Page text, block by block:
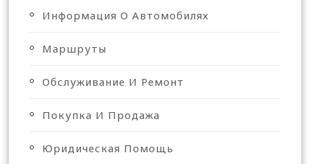
Информация О Автомобилях
Маршруты
Обслуживание И Ремонт
Покупка И Продажа
Юридическая Помощь